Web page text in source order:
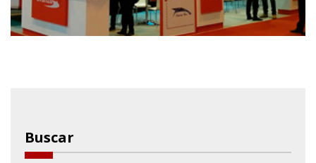
Buscar